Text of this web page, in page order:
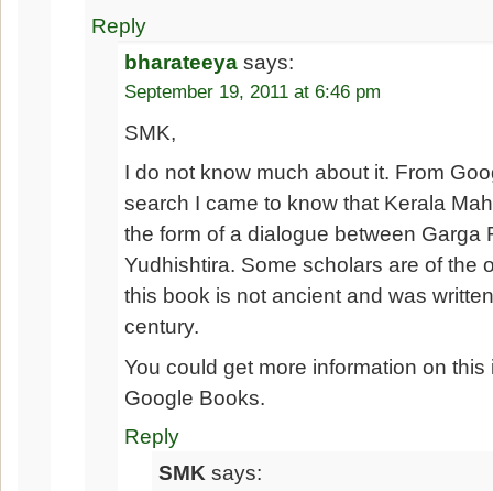
Reply
bharateeya says:
September 19, 2011 at 6:46 pm
SMK,
I do not know much about it. From
search I came to know that Kerala
the form of a dialogue between Garga
Yudhishtira. Some scholars are of the
this book is not ancient and was
century.
You could get more information on
Google Books.
Reply
SMK says: